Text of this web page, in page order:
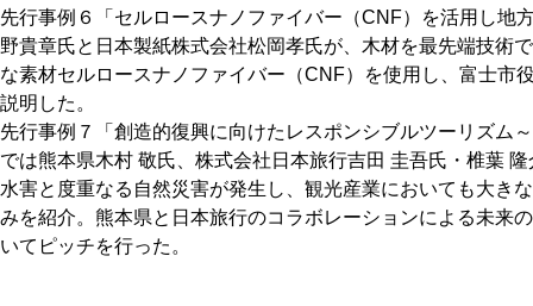
先行事例６「セルロースナノファイバー（CNF）を活用し地
野貴章氏と日本製紙株式会社松岡孝氏が、木材を最先端技術
な素材セルロースナノファイバー（CNF）を使用し、富士市
説明した。
先行事例７「創造的復興に向けたレスポンシブルツーリズム
では熊本県木村 敬氏、株式会社日本旅行吉田 圭吾氏・椎葉
水害と度重なる自然災害が発生し、観光産業においても大き
みを紹介。熊本県と日本旅行のコラボレーションによる未来
いてピッチを行った。